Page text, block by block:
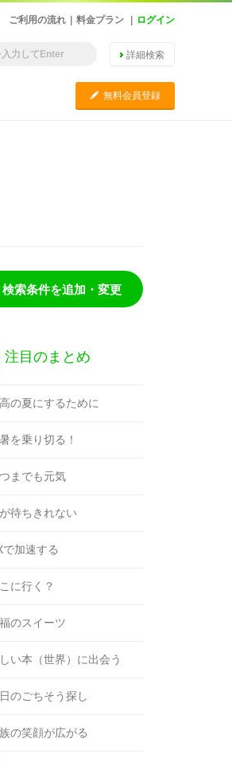
ご利用の流れ 料金プラン ログイン
詳細検索
C 無料会員登録
検索条件を追加・変更
注目のまとめ
の夏にするために
を乗り切る！
までも元気
待ちきれない
で加速する
に行く？
のスイーツ
い本（世界）に出会う
のごちそう探し
の笑顔が広がる